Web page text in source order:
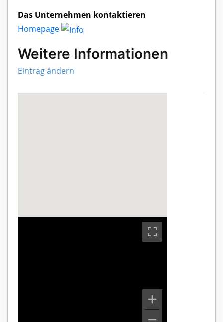
Das Unternehmen kontaktieren
Homepage
Weitere Informationen
Eintrag ändern